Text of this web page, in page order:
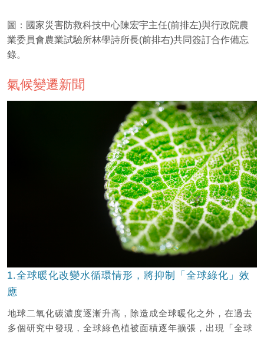
圖：國家災害防救科技中心陳宏宇主任(前排左)與行政院農
業委員會農業試驗所林學詩所長(前排右)共同簽訂合作備忘
錄。
氣候變遷新聞
1.全球暖化改變水循環情形，將抑制「全球綠化」效
應
地球二氧化碳濃度逐漸升高，除造成全球暖化之外，在過去
多個研究中發現，全球綠色植被面積逐年擴張，出現「全球